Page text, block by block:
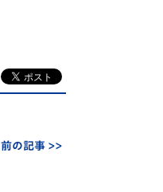
U-12
前の記事 >>